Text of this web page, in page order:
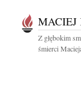
MACIEJ
Z głębokim
śmierci